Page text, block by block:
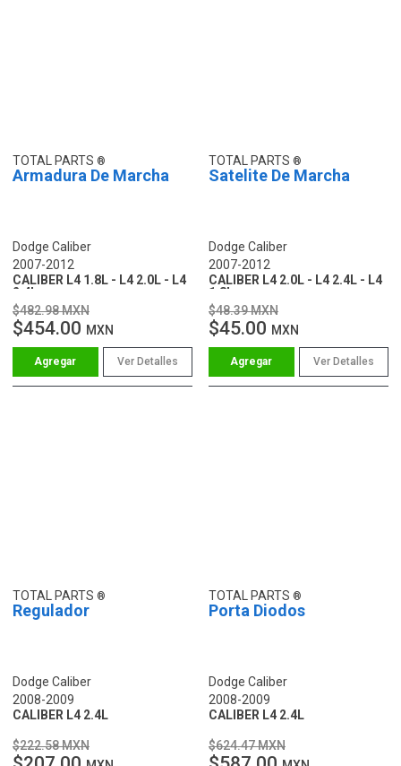
TOTAL PARTS
Armadura De Marcha
Dodge Caliber
2007-2012
CALIBER L4 1.8L - L4 2.0L - L4
2.4L
$482.98 MXN
$454.00 MXN
Ver Detalles
TOTAL PARTS
Satelite De Marcha
Dodge Caliber
2007-2012
CALIBER L4 2.0L - L4 2.4L - L4
1.8L
$48.39 MXN
$45.00 MXN
Ver Detalles
TOTAL PARTS
Regulador
Dodge Caliber
2008-2009
CALIBER L4 2.4L
$222.58 MXN
TOTAL PARTS
Porta Diodos
Dodge Caliber
2008-2009
CALIBER L4 2.4L
$624.47 MXN